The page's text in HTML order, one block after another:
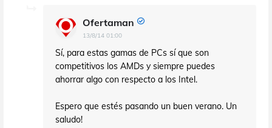
Ofertaman
13/8/14 01:00
Sí, para estas gamas de PCs sí que son
competitivos los AMDs y siempre puedes
ahorrar algo con respecto a los Intel.
Espero que estés pasando un buen verano. Un
saludo!